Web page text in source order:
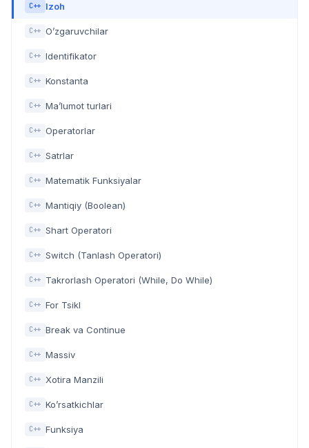
C++ Izoh
C++ O’zgaruvchilar
C++ Identifikator
C++ Konstanta
C++ Ma’lumot turlari
C++ Operatorlar
C++ Satrlar
C++ Matematik Funksiyalar
C++ Mantiqiy (Boolean)
C++ Shart Operatori
C++ Switch (Tanlash Operatori)
C++ Takrorlash Operatori (While, Do While)
C++ For Tsikl
C++ Break va Continue
C++ Massiv
C++ Xotira Manzili
C++ Ko’rsatkichlar
C++ Funksiya